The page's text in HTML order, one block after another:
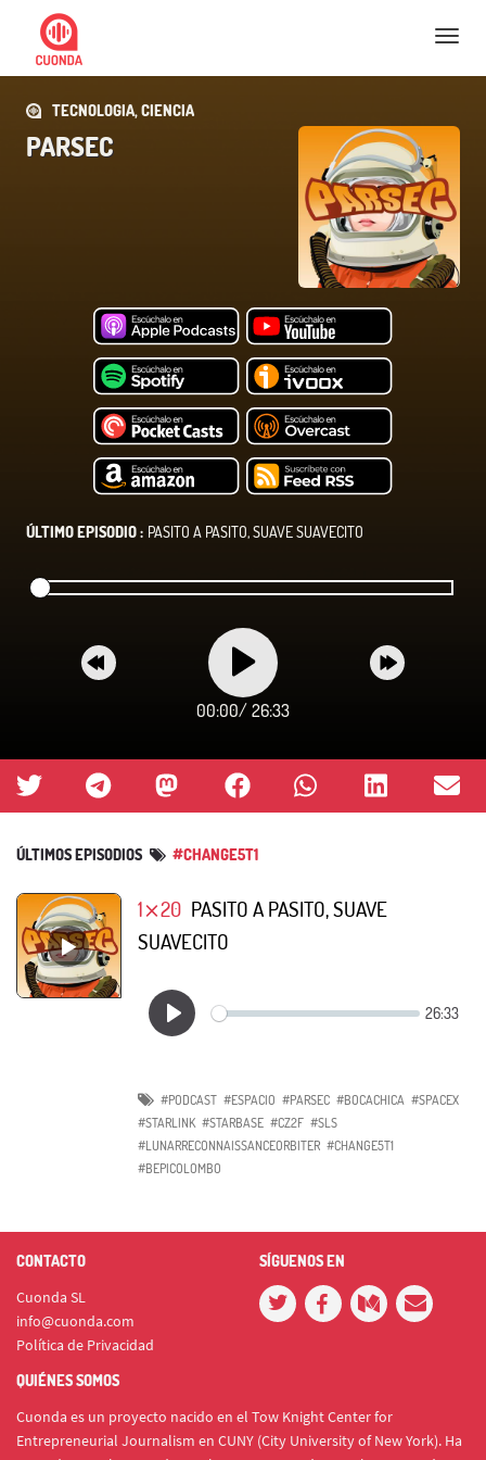
Nav
TECNOLOGIA, CIENCIA
PARSEC
ÚLTIMO EPISODIO : PASITO A PASITO, SUAVE SUAVECITO
00:00/ 26:33
ÚLTIMOS EPISODIOS #CHANGE5T1
1⨯20 PASITO A PASITO, SUAVE
SUAVECITO
#PODCAST #ESPACIO #PARSEC #BOCACHICA #SPACEX
#STARLINK #STARBASE #CZ2F #SLS
#LUNARRECONNAISSANCEORBITER #CHANGE5T1
#BEPICOLOMBO
CONTACTO
Cuonda SL
info@cuonda.com
Política de Privacidad
SÍGUENOS EN
QUIÉNES SOMOS
Cuonda es un proyecto nacido en el Tow Knight Center for
Entrepreneurial Journalism en CUNY (City University of New York). Ha